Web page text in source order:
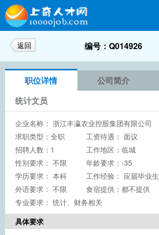
返回 编号：Q014926
职位详情 公司简介
统计文员
企业名称： 浙江丰瀛农业控股集团有限公司
求职类型：全职
工资待遇： 面议
招聘人数：1
工作地区：临城
性别要求： 不限
年龄要求：-35
学历要求： 本科
工作经验： 应届毕业生
外语要求： 不限
食宿提供：都不提供
专业要求： 统计、财务相关
具体要求